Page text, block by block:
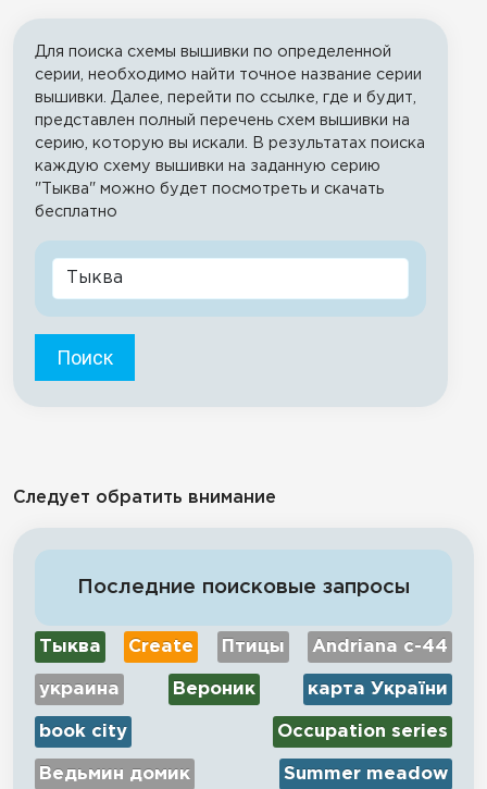
Для поиска схемы вышивки по определенной
серии, необходимо найти точное название серии
вышивки. Далее, перейти по ссылке, где и будит,
представлен полный перечень схем вышивки на
серию, которую вы искали. В результатах поиска
каждую схему вышивки на заданную серию
"Тыква" можно будет посмотреть и скачать
бесплатно
Поиск
Следует обратить внимание
Последние поисковые запросы
Тыква Create Птицы Andriana c-44
украина Вероник карта України
book city Occupation series
Ведьмин домик Summer meadow